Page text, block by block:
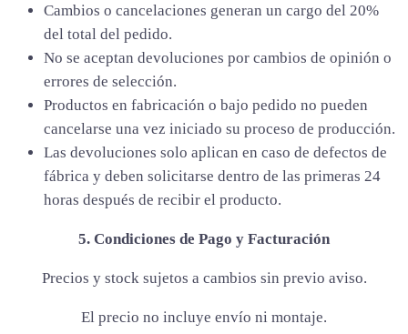
Cambios o cancelaciones generan un cargo del 20%
del total del pedido.
No se aceptan devoluciones por cambios de opinión o
errores de selección.
Productos en fabricación o bajo pedido no pueden
cancelarse una vez iniciado su proceso de producción.
Las devoluciones solo aplican en caso de defectos de
fábrica y deben solicitarse dentro de las primeras 24
horas después de recibir el producto.
5. Condiciones de Pago y Facturación
Precios y stock sujetos a cambios sin previo aviso.
El precio no incluye envío ni montaje.